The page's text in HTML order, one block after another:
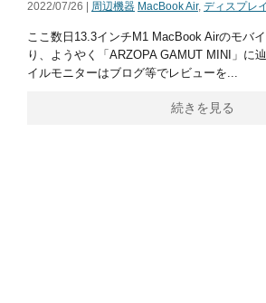
2022/07/26 | 周辺機器 MacBook Air, ディスプレイ
ここ数日13.3インチM1 MacBook Airのモバ
り、ようやく「ARZOPA GAMUT MINI」に
イルモニターはブログ等でレビューを...
続きを見る